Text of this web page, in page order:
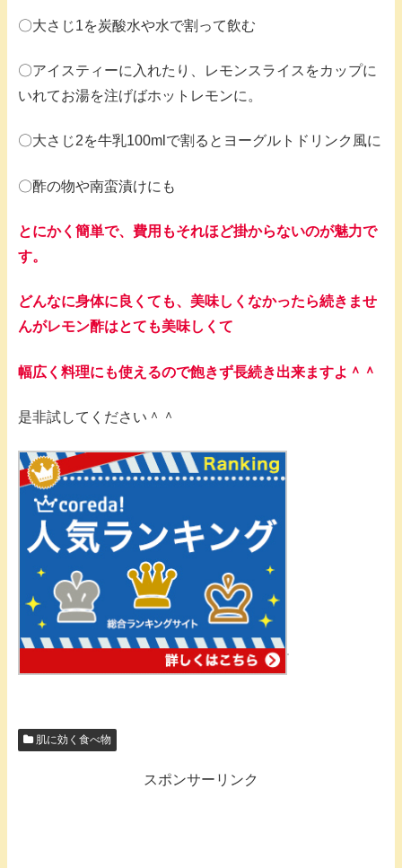
〇大さじ1を炭酸水や水で割って飲む
〇アイスティーに入れたり、レモンスライスをカップに
いれてお湯を注げばホットレモンに。
〇大さじ2を牛乳100mlで割るとヨーグルトドリンク風に
〇酢の物や南蛮漬けにも
とにかく簡単で、費用もそれほど掛からないのが魅力で
す。
どんなに身体に良くても、美味しくなかったら続きませ
んがレモン酢はとても美味しくて
幅広く料理にも使えるので飽きず長続き出来ますよ＾＾
是非試してください＾＾
肌に効く食べ物
スポンサーリンク